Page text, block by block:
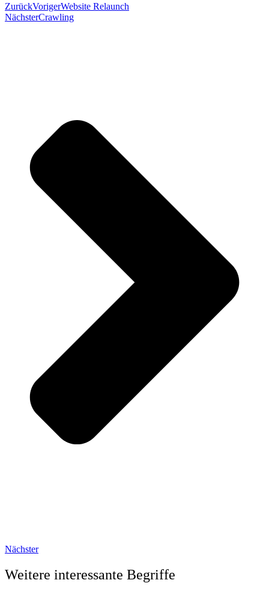
ZurückVorigerWebsite Relaunch
NächsterCrawling
Nächster
Weitere interessante Begriffe